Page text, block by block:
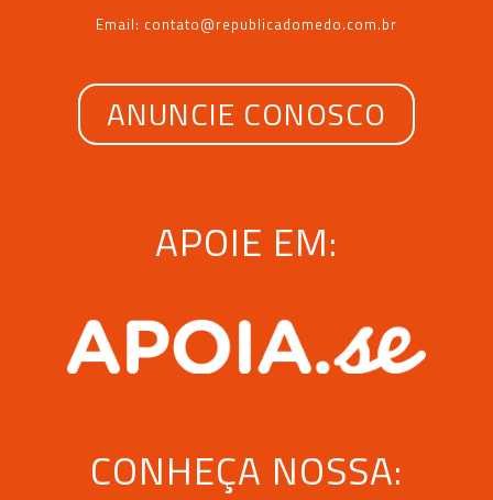
Email: contato@republicadomedo.com.br
ANUNCIE CONOSCO
APOIE EM:
CONHEÇA NOSSA: